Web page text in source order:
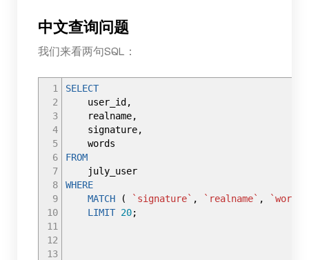
中文查询问题
我们来看两句SQL：
1
2
3
4
5
6
7
8
9
10
11
12
13
SELECT
user_id ,
realname,
signature,
words
FROM
july_user
WHERE
MATCH
( `signature` , `realname` ,
`words`
LIMIT 20;